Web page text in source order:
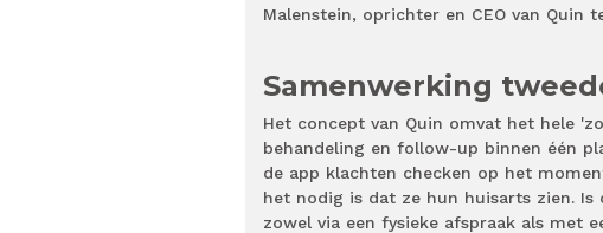
Malenstein, oprichter en CEO van Quin
Samenwerking
Het concept van Quin omvat het hele
behandeling en follow-up binnen één
de app klachten checken op het
het nodig is dat ze hun huisarts zien. Is
zowel via een fysieke afspraak als met